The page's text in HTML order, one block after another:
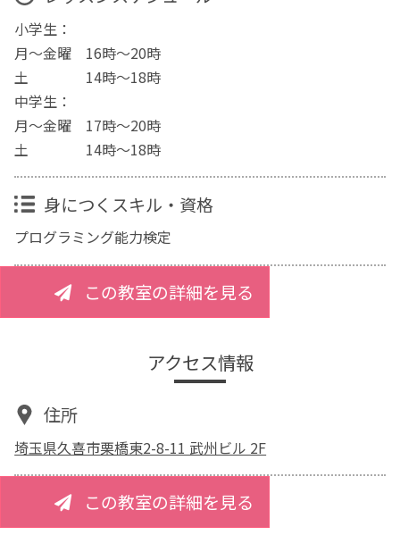
小学生：
月～金曜 16時～20時
土 14時～18時
中学生：
月～金曜 17時～20時
土 14時～18時
身につくスキル・資格
プログラミング能力検定
この教室の詳細を見る
アクセス情報
住所
埼玉県久喜市栗橋東2-8-11 武州ビル 2F
この教室の詳細を見る